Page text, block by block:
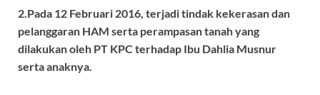
2.Pada 12 Februari 2016, terjadi tindak kekerasan dan
pelanggaran HAM serta perampasan tanah yang
dilakukan oleh PT KPC terhadap Ibu Dahlia Musnur
serta anaknya.